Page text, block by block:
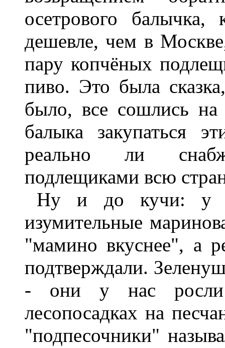
осетрового
дешевле, чем в
пару копчёных
пиво. Это была
было, все сошлись
балыка закупаться
реально ли
подлещиками всю
Ну и до кучи: у
изумительные
"мамино вкуснее", а
подтверждали.
- они у нас росли
лесопосадках на
"подпесочники"